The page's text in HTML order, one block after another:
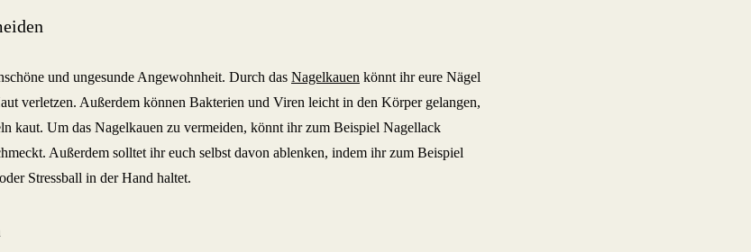
und ungesunde Angewohnheit. Durch das Nagelkauen könnt ihr eure Nägel
verletzen. Außerdem können Bakterien und Viren leicht in den Körper gelangen,
kaut. Um das Nagelkauen zu vermeiden, könnt ihr zum Beispiel Nagellack
Außerdem solltet ihr euch selbst davon ablenken, indem ihr zum Beispiel
Stressball in der Hand haltet.